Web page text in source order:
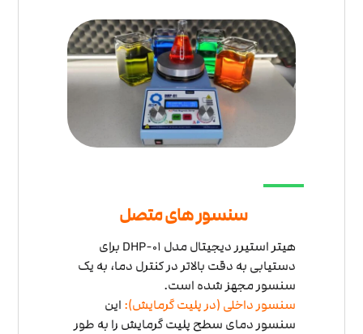
سنسور های متصل
هیتر استیرر دیجیتال مدل DHP-01 برای
دستیابی به دقت بالاتر در کنترل دما، به یک
سنسور مجهز شده است.
سنسور داخلی (در پلیت گرمایش): این
سنسور دمای سطح پلیت گرمایش را به طور